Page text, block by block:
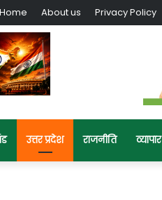
Home About us Privacy Policy
उत्तर प्रदेश राजनीति व्यापार